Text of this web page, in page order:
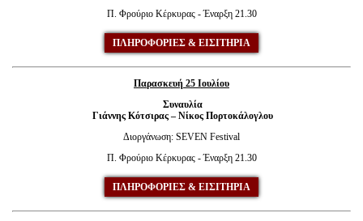
Π. Φρούριο Κέρκυρας - Έναρξη 21.30
ΠΛΗΡΟΦΟΡΙΕΣ & ΕΙΣΙΤΗΡΙΑ
Παρασκευή 25 Ιουλίου
Συναυλία
Γιάννης Κότσιρας – Νίκος Πορτοκάλογλου
Διοργάνωση: SEVEN Festival
Π. Φρούριο Κέρκυρας - Έναρξη 21.30
ΠΛΗΡΟΦΟΡΙΕΣ & ΕΙΣΙΤΗΡΙΑ